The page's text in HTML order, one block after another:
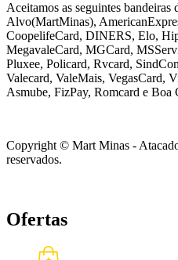
Aceitamos as seguintes bandeiras
Alvo(MartMinas),
CoopelifeCard, DINERS, Elo,
MegavaleCard, MGCard,
Pluxee, Policard, Rvcard,
Valecard, ValeMais, VegasCard,
Asmube, FizPay, Romcard e Boa
Copyright © Mart Minas -
reservados.
Ofertas